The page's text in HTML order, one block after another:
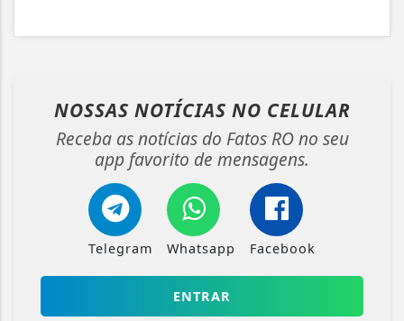
NOSSAS NOTÍCIAS NO CELULAR
Receba as notícias do Fatos RO no seu
app favorito de mensagens.
Telegram Whatsapp Facebook
ENTRAR